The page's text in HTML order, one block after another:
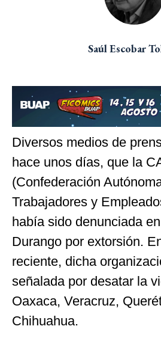
Saúl Escobar
Diversos medios de
hace unos días, que la
(Confederación
Trabajadores y
había sido denunciada
Durango por extorsión.
reciente, dicha
señalada por desatar la
Oaxaca, Veracruz,
Chihuahua.